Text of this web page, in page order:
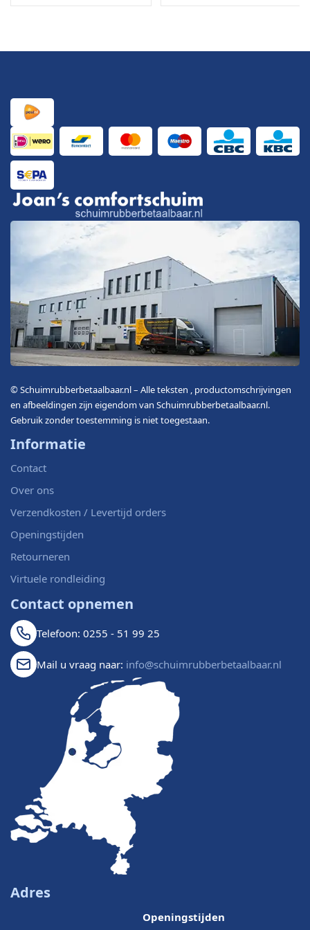
© Schuimrubberbetaalbaar.nl – Alle teksten , productomschrijvingen
en afbeeldingen zijn eigendom van Schuimrubberbetaalbaar.nl.
Gebruik zonder toestemming is niet toegestaan.
Informatie
Contact
Over ons
Verzendkosten / Levertijd orders
Openingstijden
Retourneren
Virtuele rondleiding
Contact opnemen
Telefoon: 0255 - 51 99 25
Mail u vraag naar: info@schuimrubberbetaalbaar.nl
Adres
Openingstijden